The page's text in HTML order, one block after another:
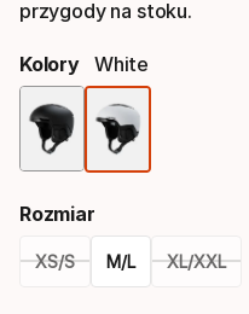
przygody na stoku.
Kolory White
Rozmiar
XS/S M/L XL/XXL